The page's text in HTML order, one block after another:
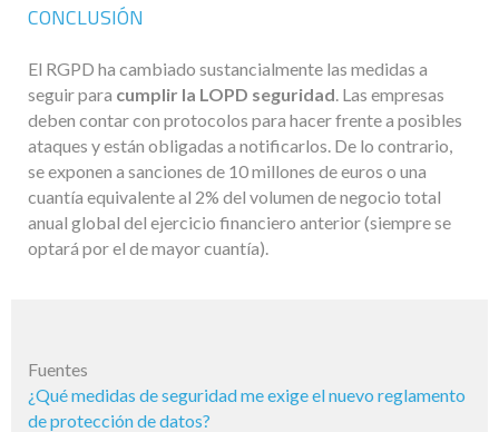
CONCLUSIÓN
El RGPD ha cambiado sustancialmente las medidas a
seguir para cumplir la LOPD seguridad . Las empresas
deben contar con protocolos para hacer frente a posibles
ataques y están obligadas a notificarlos. De lo contrario,
se exponen a sanciones de 10 millones de euros o una
cuantía equivalente al 2% del volumen de negocio total
anual global del ejercicio financiero anterior (siempre se
optará por el de mayor cuantía).
Fuentes
¿Qué medidas de seguridad me exige el nuevo reglamento
de protección de datos?